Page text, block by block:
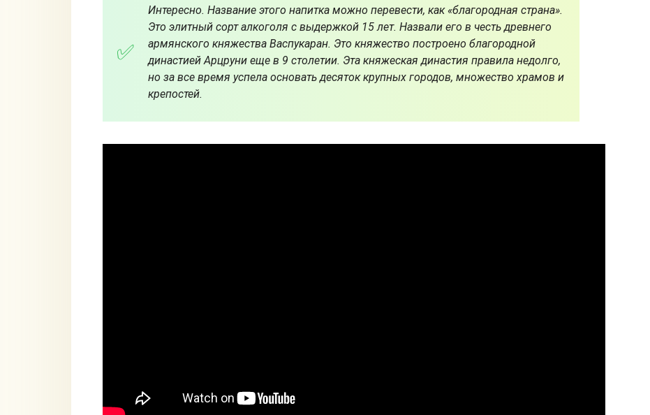
Интересно. Название этого напитка можно перевести, как «благородная страна».
Это элитный сорт алкоголя с выдержкой 15 лет. Назвали его в честь древнего
армянского княжества Васпукаран. Это княжество построено благородной
династией Арцруни еще в 9 столетии. Эта княжеская династия правила недолго,
но за все время успела основать десяток крупных городов, множество храмов и
крепостей.